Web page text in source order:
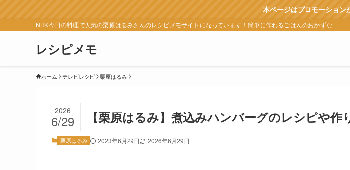
本ページはプロモーション
NHK今日の料理で人気の栗原はるみさんのレシピメモサイトになっています！簡単に作れるごはんのおかずなどをラ
レシピメモ
ホーム テレビレシピ 栗原はるみ
【栗原はるみ】煮込みハンバーグのレシピや作
2026
6/29
栗原はるみ 2023年6月29日 2026年6月29日